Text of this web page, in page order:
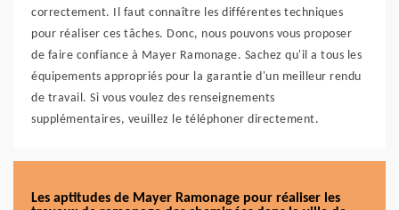
correctement. Il faut connaître les différentes techniques
pour réaliser ces tâches. Donc, nous pouvons vous proposer
de faire confiance à Mayer Ramonage. Sachez qu'il a tous les
équipements appropriés pour la garantie d'un meilleur rendu
de travail. Si vous voulez des renseignements
supplémentaires, veuillez le téléphoner directement.
Les aptitudes de Mayer Ramonage pour réaliser les